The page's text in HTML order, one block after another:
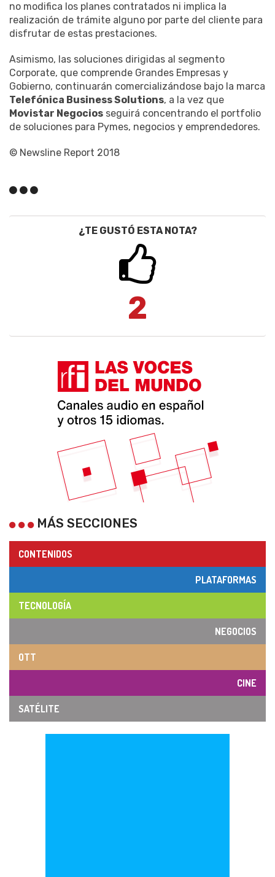
no modifica los planes contratados ni implica la
realización de trámite alguno por parte del cliente para
disfrutar de estas prestaciones.
Asimismo, las soluciones dirigidas al segmento
Corporate, que comprende Grandes Empresas y
Gobierno, continuarán comercializándose bajo la marca
Telefónica Business Solutions, a la vez que
Movistar Negocios seguirá concentrando el portfolio
de soluciones para Pymes, negocios y emprendedores.
© Newsline Report 2018
¿TE GUSTÓ ESTA NOTA?
2
MÁS SECCIONES
CONTENIDOS
PLATAFORMAS
TECNOLOGÍA
NEGOCIOS
OTT
CINE
SATÉLITE